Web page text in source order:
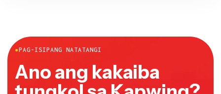
●PAG-ISIPANG NATATANGI
Ano ang kakaiba
tungkol sa Kapwing?